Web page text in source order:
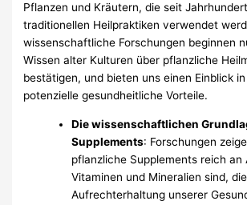
Pflanzen und Kräutern, die seit
traditionellen Heilpraktiken verwendet
wissenschaftliche Forschungen beginnen
Wissen alter Kulturen über pflanzliche
bestätigen, und bieten uns einen Einblick
potenzielle gesundheitliche Vorteile.
Die wissenschaftlichen
Supplements: Forschungen
pflanzliche Supplements reich an
Vitaminen und Mineralien sind,
Aufrechterhaltung unserer